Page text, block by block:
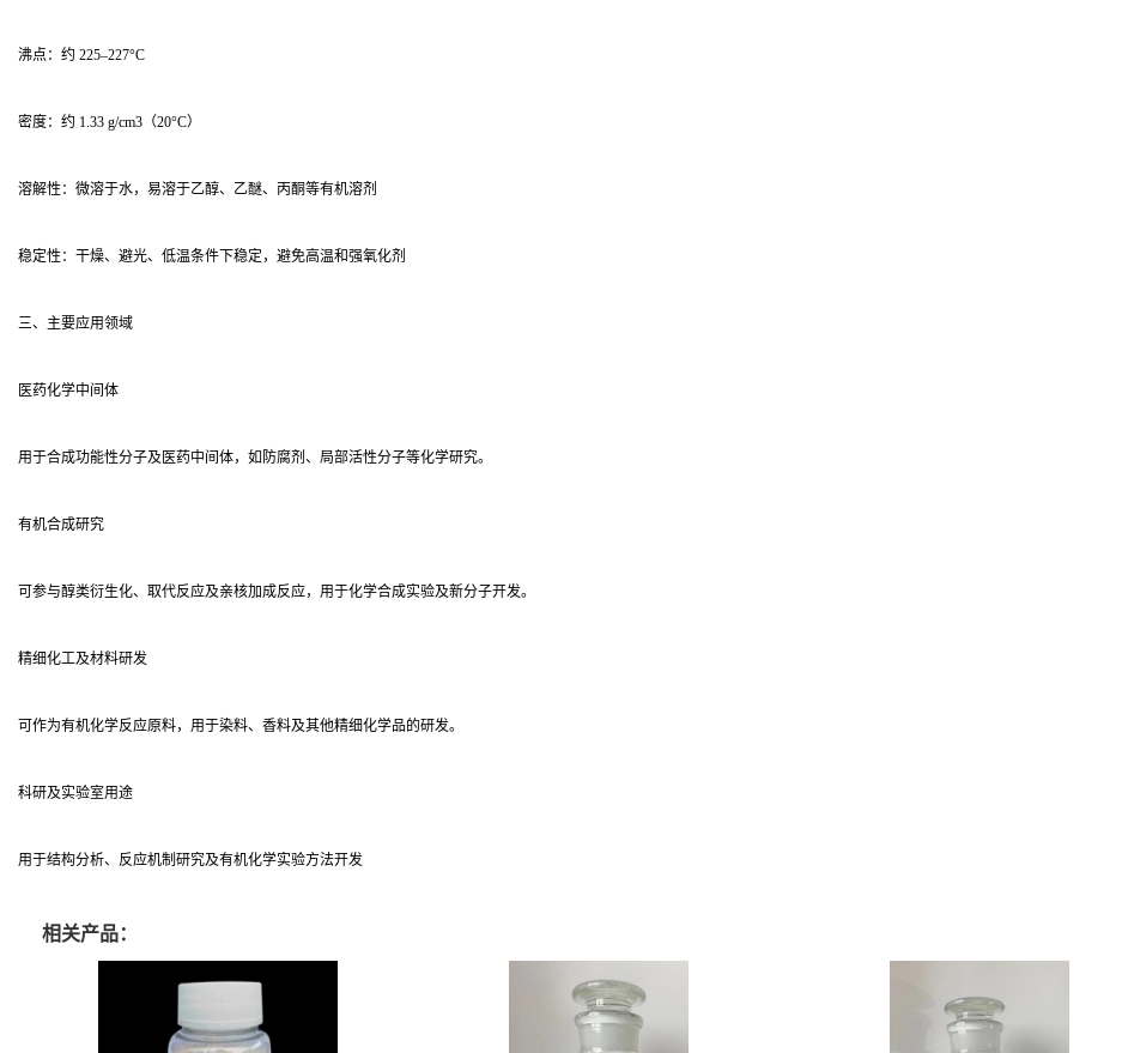
沸点：约 225–227°C
密度：约 1.33 g/cm3（20°C）
溶解性：微溶于水，易溶于乙醇、乙醚、丙酮等有机溶剂
稳定性：干燥、避光、低温条件下稳定，避免高温和强氧化剂
三、主要应用领域
医药化学中间体
用于合成功能性分子及医药中间体，如防腐剂、局部活性分子等化学研究。
有机合成研究
可参与醇类衍生化、取代反应及亲核加成反应，用于化学合成实验及新分子开发。
精细化工及材料研发
可作为有机化学反应原料，用于染料、香料及其他精细化学品的研发。
科研及实验室用途
用于结构分析、反应机制研究及有机化学实验方法开发
相关产品：